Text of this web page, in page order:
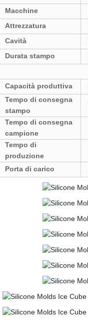
Macchine
Attrezzatura
Cavità
Durata stampo
Capacità produttiva
Tempo di consegna
stampo
Tempo di consegna
campione
Tempo di
produzione
Porta di carico